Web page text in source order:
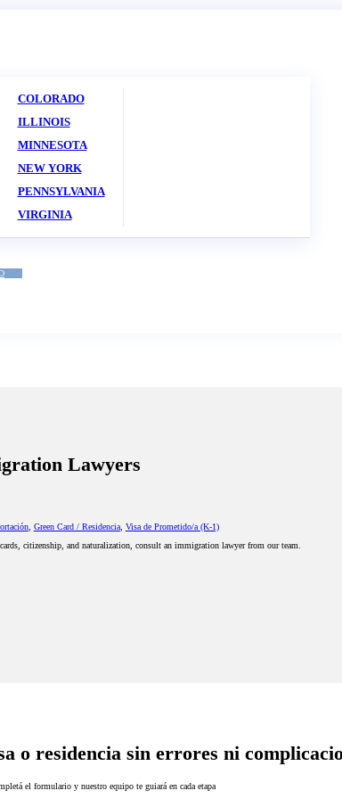
COLORADO
ILLINOIS
MINNESOTA
NEW YORK
PENNSYLVANIA
VIRGINIA
Lawyers
, Green Card / Residencia, Visa de Prometido/a (K-1)
citizenship, and naturalization, consult an immigration lawyer from our team.
o residencia sin errores ni
el formulario y nuestro equipo te guiará en cada etapa